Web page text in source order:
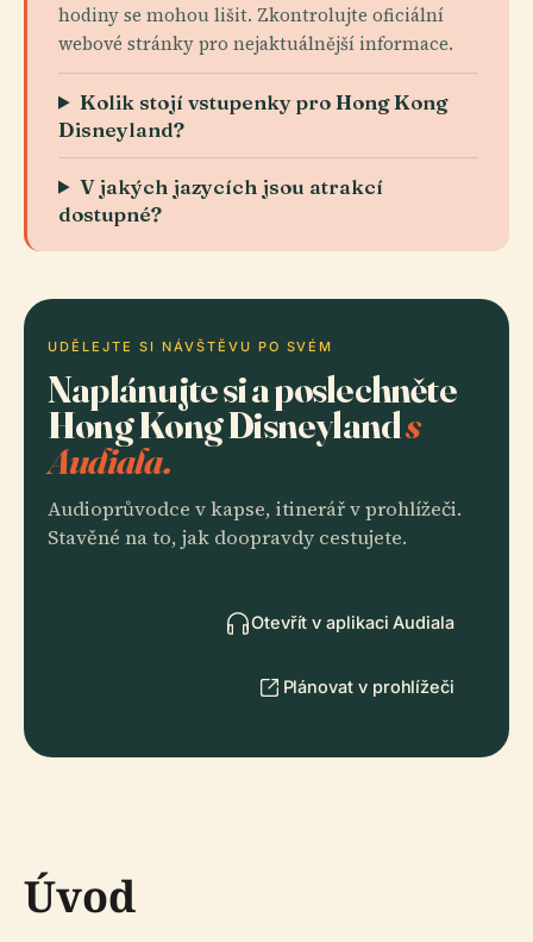
hodiny se mohou lišit. Zkontrolujte oficiální
webové stránky pro nejaktuálnější informace.
Kolik stojí vstupenky pro Hong Kong
Disneyland?
V jakých jazycích jsou atrakcí
dostupné?
UDĚLEJTE SI NÁVŠTĚVU PO SVÉM
Naplánujte si a poslechněte
Hong Kong Disneylands
Audiala.
Audioprůvodce v kapse, itinerář v prohlížeči.
Stavěné na to, jak doopravdy cestujete.
Otevřít v aplikaci Audiala
Plánovat v prohlížeči
Úvod